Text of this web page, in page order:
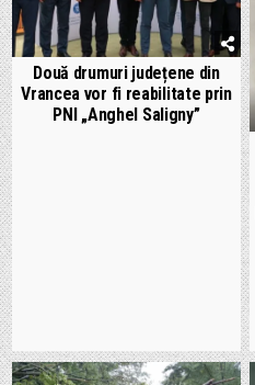
Două drumuri județene din
Vrancea vor fi reabilitate prin
PNI „Anghel Saligny”